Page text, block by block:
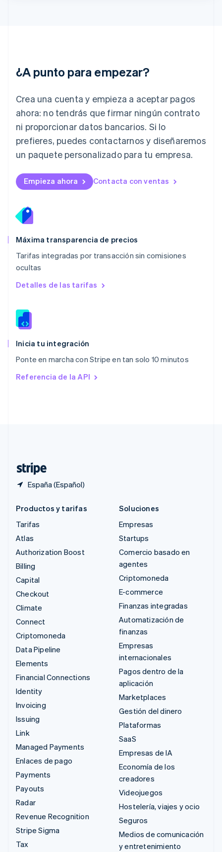
¿A punto para empezar?
Crea una cuenta y empieza a aceptar pagos
ahora: no tendrás que firmar ningún contrato
ni proporcionar datos bancarios. Si lo
prefieres, puedes contactarnos y diseñaremos
un paquete personalizado para tu empresa.
Empieza ahora Contacta con ventas
Máxima transparencia de precios
Tarifas integradas por transacción sin comisiones
ocultas
Detalles de las tarifas
Inicia tu integración
Ponte en marcha con Stripe en tan solo 10 minutos
Referencia de la API
España (Español)
Letonia
English
Deutsch English
Lituania
English
Luxemburgo
Français DeutschEnglish
English简体中文
English
México
Noruega
English
English
NederlandsEnglish
Polonia
English
RAE de Hong Kong, China
Reino Unido
English
English
English
Productos y tarifas
Tarifas
Atlas
Authorization Boost
Billing
Capital
Checkout
Climate
Connect
Criptomoneda
Data Pipeline
Elements
Financial Connections
Identity
Invoicing
Issuing
Link
Managed Payments
Enlaces de pago
Payments
Payouts
Radar
Revenue Recognition
Stripe Sigma
Tax
Soluciones
Empresas
Startups
Comercio basado en
agentes
Criptomoneda
E-commerce
Finanzas integradas
Automatización de
finanzas
Empresas
internacionales
Pagos dentro de la
aplicación
Marketplaces
Gestión del dinero
Plataformas
SaaS
Empresas de IA
Economía de los
creadores
Videojuegos
Hostelería, viajes y ocio
Seguros
Medios de comunicación
y entretenimiento